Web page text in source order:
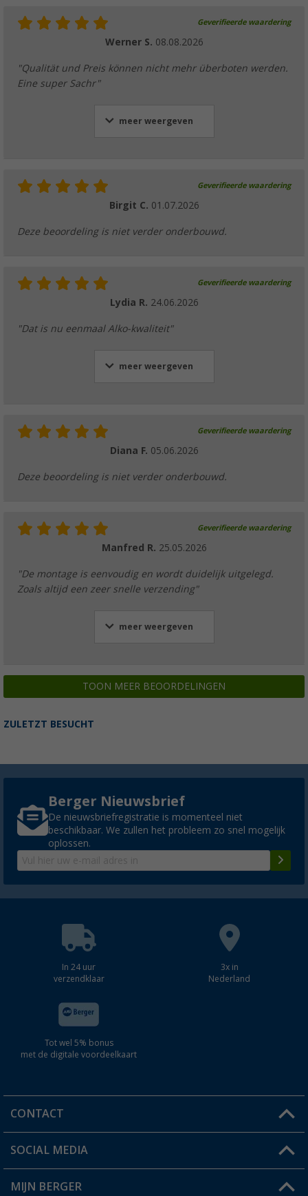
Geverifieerde waardering
Werner S. 08.08.2026
"Qualität und Preis können nicht mehr überboten werden.
Eine super Sachr"
meer weergeven
Geverifieerde waardering
Birgit C. 01.07.2026
Deze beoordeling is niet verder onderbouwd.
Geverifieerde waardering
Lydia R. 24.06.2026
"Dat is nu eenmaal Alko-kwaliteit"
meer weergeven
Geverifieerde waardering
Diana F. 05.06.2026
Deze beoordeling is niet verder onderbouwd.
Geverifieerde waardering
Manfred R. 25.05.2026
"De montage is eenvoudig en wordt duidelijk uitgelegd.
Zoals altijd een zeer snelle verzending"
meer weergeven
TOON MEER BEOORDELINGEN
ZULETZT BESUCHT
Berger Nieuwsbrief
De nieuwsbriefregistratie is momenteel niet
beschikbaar. We zullen het probleem zo snel mogelijk
oplossen.
In 24 uur
verzendklaar
3x in
Nederland
Tot wel 5% bonus
met de digitale voordeelkaart
CONTACT
Een vraag?
Winkel vinden
SOCIAL MEDIA
MIJN BERGER